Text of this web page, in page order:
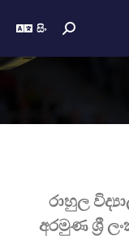
සිං
රාහුල
අරමුණ ශ්‍රී